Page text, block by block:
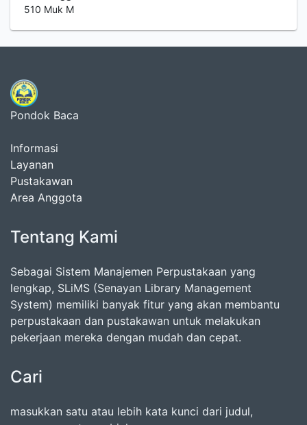
510 Muk M
Pondok Baca
Informasi
Layanan
Pustakawan
Area Anggota
Tentang Kami
Sebagai Sistem Manajemen Perpustakaan yang
lengkap, SLiMS (Senayan Library Management
System) memiliki banyak fitur yang akan membantu
perpustakaan dan pustakawan untuk melakukan
pekerjaan mereka dengan mudah dan cepat.
Cari
masukkan satu atau lebih kata kunci dari judul,